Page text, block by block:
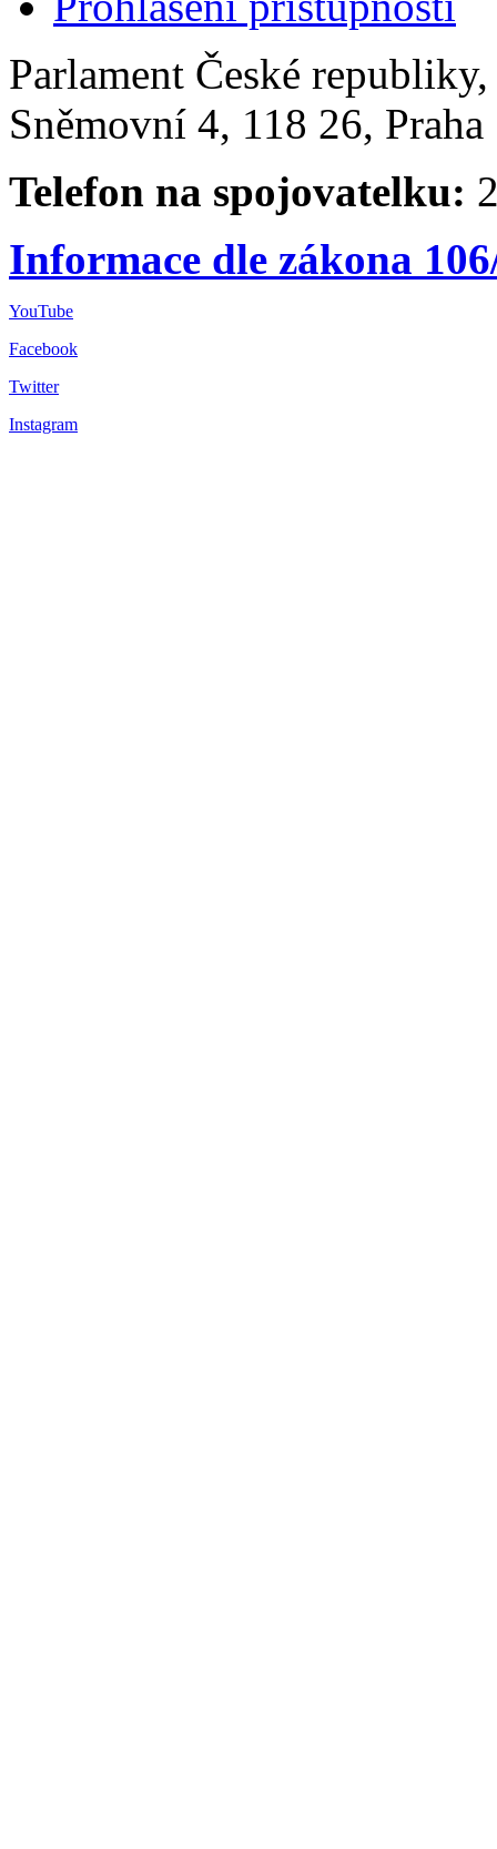
Parlament České
Sněmovní 4, 118 26,
Telefon na spojovatelku:
Informace dle zákona
YouTube
Facebook
Twitter
Instagram